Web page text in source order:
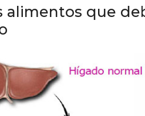
alimentos que